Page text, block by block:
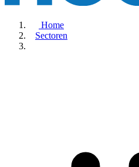
Home
Sectoren